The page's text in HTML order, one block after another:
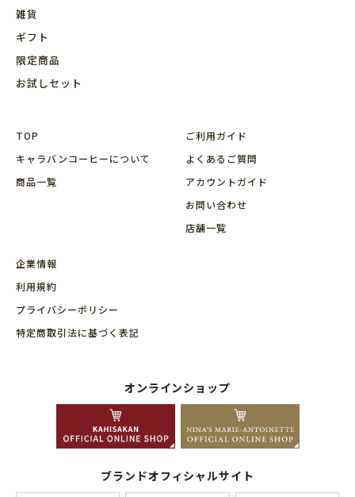
雑貨
ギフト
限定商品
お試しセット
TOP
キャラバンコーヒーについて
商品⼀覧
ご利用ガイド
よくあるご質問
アカウントガイド
お問い合わせ
店舗⼀覧
企業情報
利用規約
プライバシーポリシー
特定商取引法に基づく表記
オンラインショップ
ブランドオフィシャルサイト